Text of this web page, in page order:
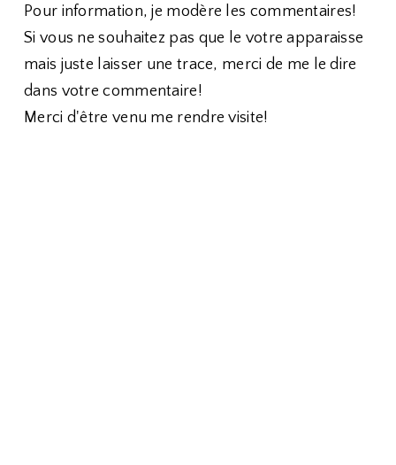
Pour information, je modère les commentaires!
Si vous ne souhaitez pas que le votre apparaisse
mais juste laisser une trace, merci de me le dire
dans votre commentaire!
Merci d'être venu me rendre visite!